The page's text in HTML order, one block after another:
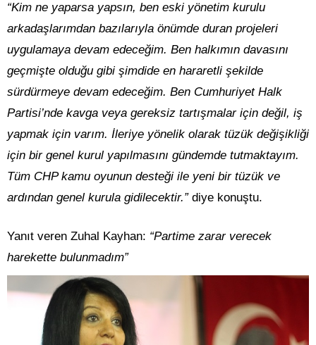
“Kim ne yaparsa yapsın, ben eski yönetim kurulu
arkadaşlarımdan bazılarıyla önümde duran projeleri
uygulamaya devam edeceğim. Ben halkımın davasını
geçmişte olduğu gibi şimdide en hararetli şekilde
sürdürmeye devam edeceğim. Ben Cumhuriyet Halk
Partisi’nde kavga veya gereksiz tartışmalar için değil, iş
yapmak için varım. İleriye yönelik olarak tüzük değişikliği
için bir genel kurul yapılmasını gündemde tutmaktayım.
Tüm CHP kamu oyunun desteği ile yeni bir tüzük ve
ardından genel kurula gidilecektir.”diye konuştu.
Yanıt veren Zuhal Kayhan: “Partime zarar verecek
harekette bulunmadım”